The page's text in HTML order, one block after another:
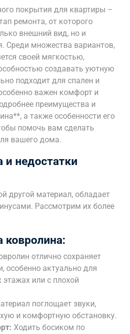
покрытия для квартиры –
ремонта, от которого
внешний вид, но и
Среди множества вариантов,
своей мягкостью,
создавать уютную
подходит для спален и
важен комфорт и
преимущества и
а также особенности его
помочь вам сделать
вашего дома.
недостатки
другой материал, обладает
Рассмотрим их более
отлично сохраняет
особенно актуально для
этажах или с плохой
поглощает звуки,
и комфортную обстановку.
Ходить босиком по